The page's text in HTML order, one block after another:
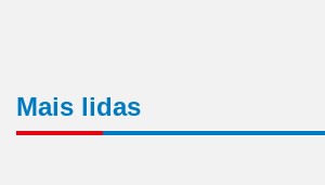
Mais lidas